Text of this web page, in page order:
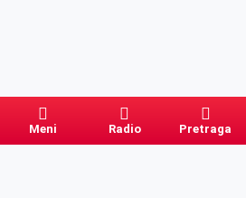
Meni Radio Pretraga